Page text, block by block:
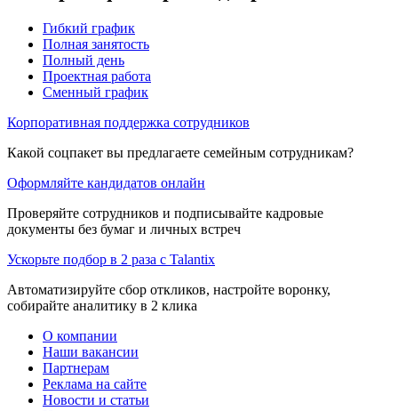
Гибкий график
Полная занятость
Полный день
Проектная работа
Сменный график
Корпоративная поддержка сотрудников
Какой соцпакет вы предлагаете семейным сотрудникам?
Оформляйте кандидатов онлайн
Проверяйте сотрудников и подписывайте кадровые
документы без бумаг и личных встреч
Ускорьте подбор в 2 раза с Talantix
Автоматизируйте сбор откликов, настройте воронку,
собирайте аналитику в 2 клика
О компании
Наши вакансии
Партнерам
Реклама на сайте
Новости и статьи